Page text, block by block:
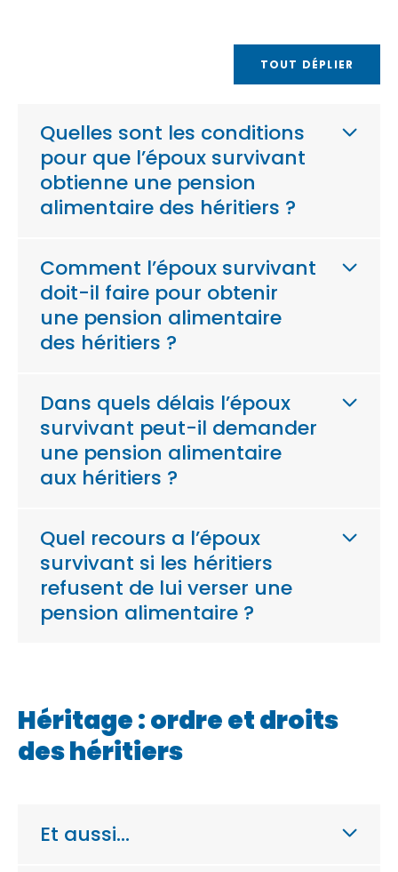
TOUT DÉPLIER
Quelles sont les conditions
pour que l’époux survivant
obtienne une pension
alimentaire des héritiers ?
Comment l’époux survivant
doit-il faire pour obtenir
une pension alimentaire
des héritiers ?
Dans quels délais l’époux
survivant peut-il demander
une pension alimentaire
aux héritiers ?
Quel recours a l’époux
survivant si les héritiers
refusent de lui verser une
pension alimentaire ?
Héritage : ordre et droits
des héritiers
Et aussi…